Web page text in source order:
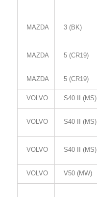
MAZDA 3 (BK)
MAZDA 5 (CR19)
MAZDA 5 (CR19)
VOLVO S40 II (MS)
VOLVO S40 II (MS)
VOLVO S40 II (MS)
VOLVO V50 (MW)